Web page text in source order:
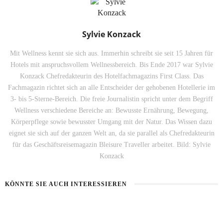
Sylvie Konzack
Mit Wellness kennt sie sich aus. Immerhin schreibt sie seit 15 Jahren für
Hotels mit anspruchsvollem Wellnessbereich. Bis Ende 2017 war Sylvie
Konzack Chefredakteurin des Hotelfachmagazins First Class. Das
Fachmagazin richtet sich an alle Entscheider der gehobenen Hotellerie im
3- bis 5-Sterne-Bereich. Die freie Journalistin spricht unter dem Begriff
Wellness verschiedene Bereiche an: Bewusste Ernährung, Bewegung,
Körperpflege sowie bewusster Umgang mit der Natur. Das Wissen dazu
eignet sie sich auf der ganzen Welt an, da sie parallel als Chefredakteurin
für das Geschäftsreisemagazin Bleisure Traveller arbeitet. Bild: Sylvie
Konzack
KÖNNTE SIE AUCH INTERESSIEREN